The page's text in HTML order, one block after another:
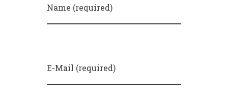
Name (required)
E-Mail (required)